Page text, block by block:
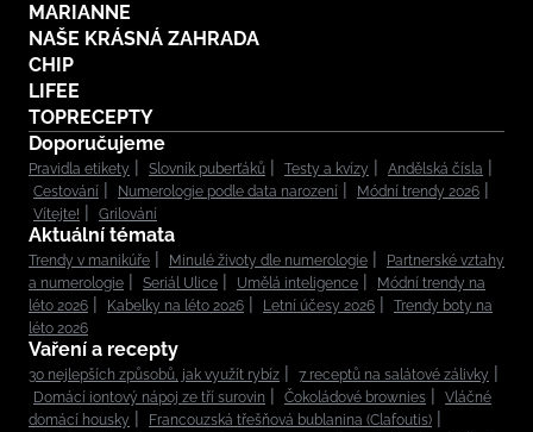
MARIANNE
NAŠE KRÁSNÁ ZAHRADA
CHIP
LIFEE
TOPRECEPTY
Doporučujeme
Pravidla etikety Slovník puberťáků Testy a kvízy
Andělská čísla
Cestování
Numerologie podle data narození
Módní trendy 2026
Vítejte!
Grilování
Aktuální témata
Trendy v manikúře Minulé životy dle numerologie
Partnerské vztahy
a numerologie
Seriál Ulice Umělá inteligence
Módní trendy na
léto 2026
Kabelky na léto 2026 Letní účesy 2026
Trendy boty na
léto 2026
Vaření a recepty
30 nejlepších způsobů, jak využít rybíz
7 receptů na salátové zálivky
Domácí iontový nápoj ze tří surovin
Čokoládové brownies
Vláčné
domácí housky
Francouzská třešňová bublanina (Clafoutis)